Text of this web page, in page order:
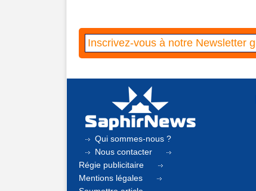
Qui sommes-nous ?
Nous contacter
Régie publicitaire
Mentions légales